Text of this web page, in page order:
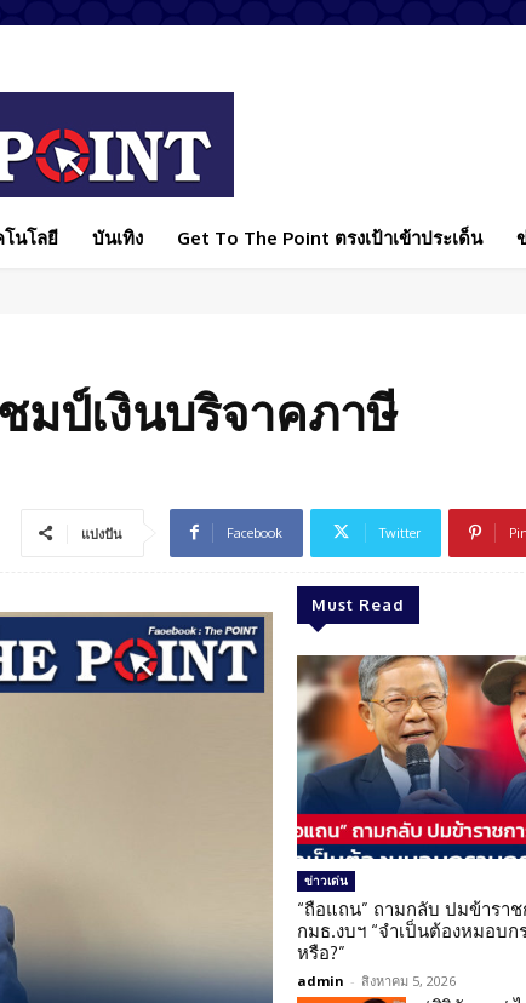
โนโลยี บันเทิง Get To The Point ตรงเป้าเข้าประเด็น
ชมป์เงินบริจาคภาษี
แบ่งปัน Facebook Twitter
Must Read
ข่าวเด่น
“ถือแถน” ถามกลับ ปมข้าราช
กมธ.งบฯ “จำเป็นต้องหมอบก
หรือ?”
admin - สิงหาคม 5, 2026